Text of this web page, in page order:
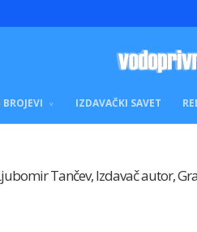
IZDAVAČKI SAVET
Tančev, Izdavač autor,